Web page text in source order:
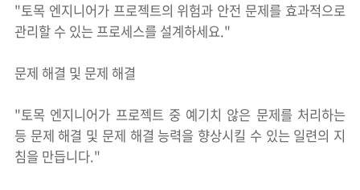
"토목 엔지니어가 프로젝트의 위험과 안전 문제를 효과적으로
관리할 수 있는 프로세스를 설계하세요."
문제 해결 및 문제 해결
"토목 엔지니어가 프로젝트 중 예기치 않은 문제를 처리하는
등 문제 해결 및 문제 해결 능력을 향상시킬 수 있는 일련의 지
침을 만듭니다."